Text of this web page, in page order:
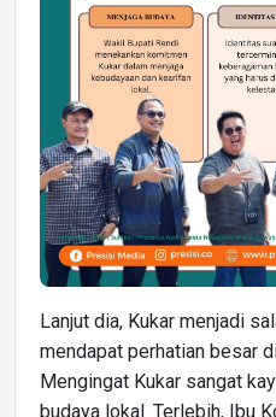
Lanjut dia, Kukar menjadi
mendapat perhatian besar
Mengingat Kukar sangat
budaya lokal. Terlebih, Ibu